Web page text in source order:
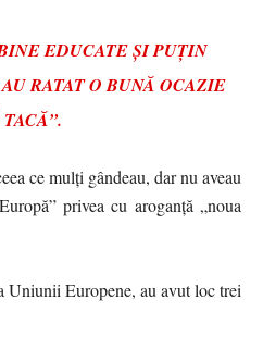
EDUCATE ȘI PUȚIN
AU RATAT O BUNĂ OCAZIE
ce mulți gândeau, dar nu aveau
privea cu aroganță „noua
Uniunii Europene, au avut loc trei